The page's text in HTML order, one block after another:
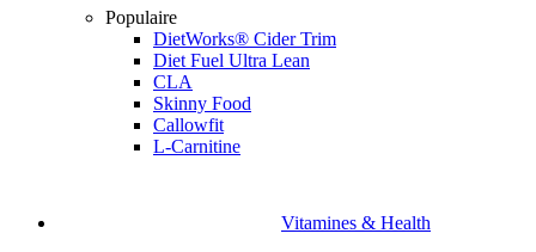
Populaire
DietWorks® Cider Trim
Diet Fuel Ultra Lean
CLA
Skinny Food
Callowfit
L-Carnitine
Vitamines & Health